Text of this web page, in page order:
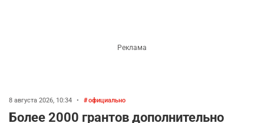
8 августа 2026, 10:34 • официально